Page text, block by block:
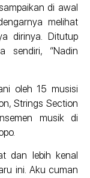
di awal
melihat
dirinya. Ditutup
sendiri, “Nadin
oleh 15 musisi
Strings Section
musik di
dan lebih kenal
ini. Aku cuman